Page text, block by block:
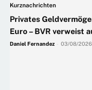
Kurznachrichten
Privates
Euro – BVR verweist
Daniel Fernandez 03/08/2026